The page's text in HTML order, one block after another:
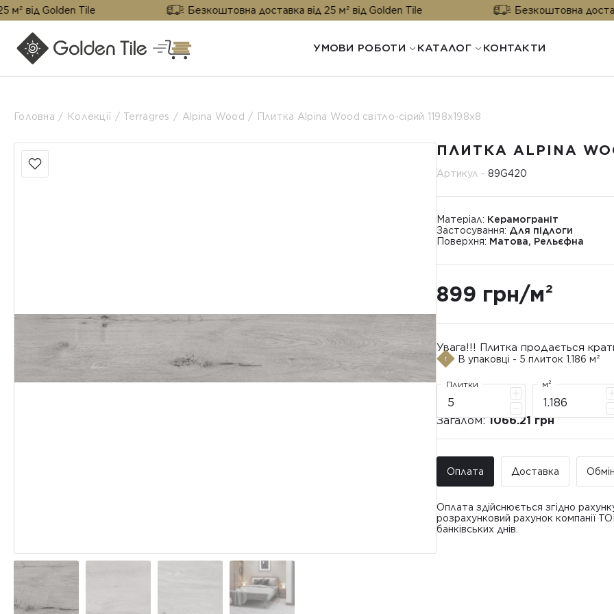
Tile Безкоштовна доставка від 25 м² від Golden Tile Безкоштовна доставка від
УМОВИ РОБОТИ КАТАЛОГ КОНТАКТИ
Головна Колекції Terragres Alpina Wood Плитка Alpina Wood світло-сірий 1198х198x8
ПЛИТКА ALPINA
Артикул - 89G420
Матеріал: Керамограніт
Застосування: Для підлоги
Поверхня: Матова, Рельєфна
899 грн/м²
Увага!!! Плитка продається
В упаковці - 5 плиток 1.186 м²
Плитки м²
Загалом:1066.21 грн
Оплата Доставка Обмін
Оплата здійснюється згідно
розрахунковий рахунок компанії
банківських днів.